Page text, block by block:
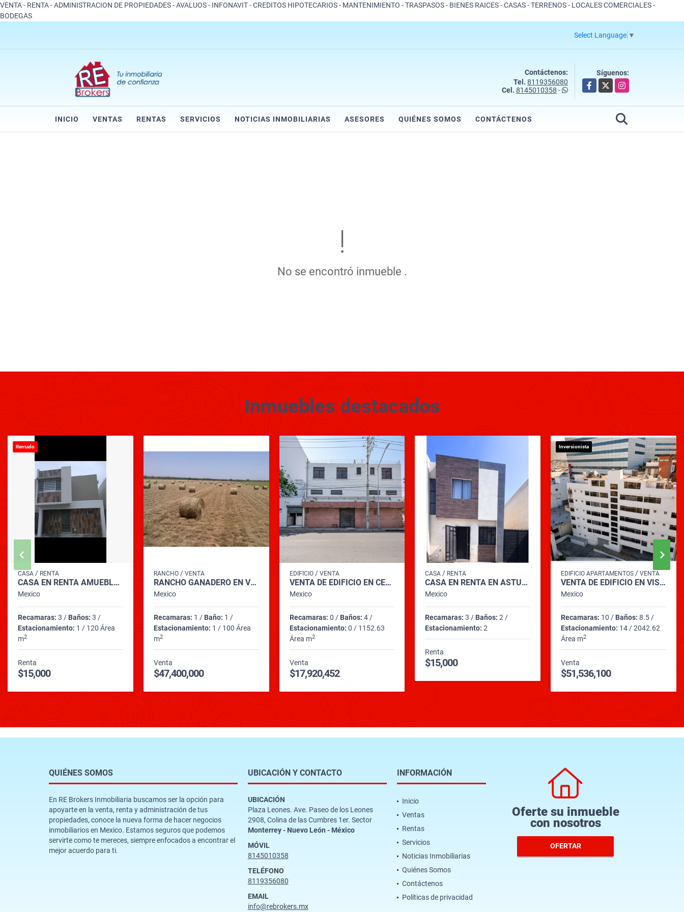
VENTA - RENTA - ADMINISTRACION DE PROPIEDADES - AVALUOS - INFONAVIT - CREDITOS HIPOTECARIOS - MANTENIMIENTO - TRASPASOS - BIENES RAICES - CASAS - TERRENOS - LOCALES COMERCIALES -
BODEGAS
Select Language ▼
Contáctenos:
Tel. 8119356080
Cel. 8145010358 -
Síguenos:
Facebook
X Instagram
INICIO VENTAS RENTAS SERVICIOS NOTICIAS INMOBILIARIAS ASESORES QUIÉNES SOMOS CONTÁCTENOS
No se encontró inmueble .
Inmuebles destacados
Rentado
CASA / RENTA
CASA EN RENTA AMUEBLADA COL FRACC, PRIVALIA CONCORDIA
Mexico
Recamaras: 3 / Baños: 3 /
Estacionamiento: 1 / 120 Área
m2
Renta
$15,000
RANCHO/ VENTA
RANCHO GANADERO EN VENTA EN GENERAL TERÁN
Mexico
Recamaras: 1 / Baño: 1 /
Estacionamiento: 1 / 100 Área
m2
Venta
$47,400,000
EDIFICIO/ VENTA
VENTA DE EDIFICIO EN CENTRO
Mexico
Recamaras: 0 / Baños: 4 /
Estacionamiento: 0 / 1152.63
Área m2
Venta
$17,920,452
CASA / RENTA
CASA EN RENTA EN ASTURIAS PREMIER APODACA
Mexico
Recamaras: 3 / Baños: 2 /
Estacionamiento: 2
Renta
$15,000
Inversionista
EDIFICIO APARTAMENTOS /VENTA
VENTA DE EDIFICIO EN VISTA HERMOSA
Mexico
Recamaras: 10 / Baños: 8.5 /
Estacionamiento: 14 / 2042.62
Área m2
Venta
$51,536,100
QUIÉNES SOMOS
En RE Brokers Inmobiliaria buscamos ser la opción para
apoyarte en la venta, renta y administración de tus
propiedades, conoce la nueva forma de hacer negocios
inmobiliarios en Mexico. Estamos seguros que podemos
servirte como te mereces, siempre enfocados a encontrar el
mejor acuerdo para ti.
UBICACIÓN Y CONTACTO
UBICACIÓN
Plaza Leones. Ave. Paseo de los Leones
2908, Colina de las Cumbres 1er. Sector
Monterrey - Nuevo León - México
MÓVIL
8145010358
TELÉFONO
8119356080
EMAIL
info@rebrokers.mx
INFORMACIÓN
Inicio
Ventas
Rentas
Servicios
Noticias Inmobiliarias
Quiénes Somos
Contáctenos
Políticas de privacidad
Oferte su inmueble
con nosotros
OFERTAR